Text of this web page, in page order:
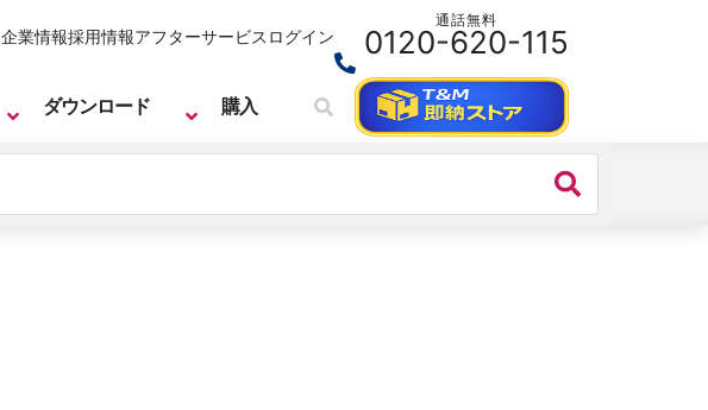
ダウンロード 購入
企業情報採用情報アフターサービス ログイン
通話無料
0120-620-115